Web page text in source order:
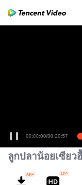
00:00:00/00:20:57
ลูกปลาน้อยเซียว